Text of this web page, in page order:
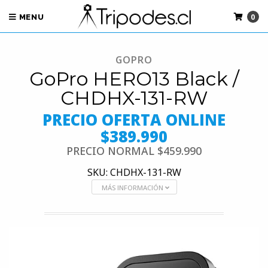
MENU 0
GOPRO
GoPro HERO13 Black /
CHDHX-131-RW
PRECIO OFERTA ONLINE
$389.990
PRECIO NORMAL $459.990
SKU: CHDHX-131-RW
MÁS INFORMACIÓN